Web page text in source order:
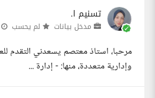
تسنيم ا.
مدخل بيانات لم يحسب
مرحبا، استاذ معتصم يسعدني التقدم
وإدارية متعددة، منها: - إدارة ...